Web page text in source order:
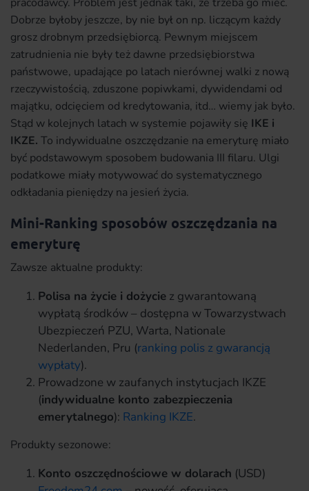
Dobrze byłoby jeszcze, by nie był on np. liczącym każdy
grosz drobnym przedsiębiorcą. Pewnym miejscem
zatrudnienia nie były też dawne przedsiębiorstwa
państwowe, upadające po latach nierównej walki z nową
rzeczywistością, zduszone popiwkami, dywidendami od
majątku, odcięciem od kredytowania, itd… wiemy jak było.
Stąd w kolejnych latach w systemie pojawiły się IKE i
IKZE. To indywidualne oszczędzanie na emeryturę miało
być podstawowym sposobem budowania III filaru. Ulgi
podatkowe miały motywować do systematycznego
odkładania pieniędzy na jesień życia.
Mini-Ranking sposobów oszczędzania na
emeryturę
Zawsze aktualne produkty:
Polisa na życie i dożycie z gwarantowaną
wypłatą środków – dostępna w Towarzystwach
Ubezpieczeń PZU, Warta, Nationale
Nederlanden, Pru (ranking polis z gwarancją
wypłaty).
Prowadzone w zaufanych instytucjach IKZE
(indywidualne konto zabezpieczenia
emerytalnego): Ranking IKZE.
Produkty sezonowe:
Konto oszczędnościowe w dolarach (USD)